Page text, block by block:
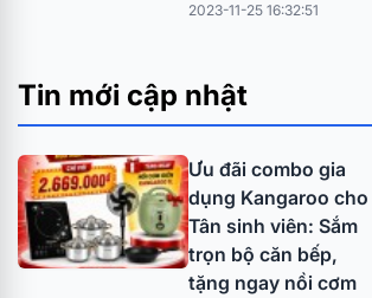
2023-11-25 16:32:51
Tin mới cập nhật
Ưu đãi combo gia
dụng Kangaroo cho
Tân sinh viên: Sắm
trọn bộ căn bếp,
tặng ngay nồi cơm